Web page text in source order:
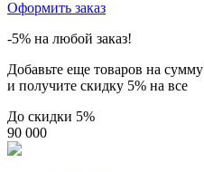
Оформить заказ
-5% на любой заказ!
Добавьте еще товаров на сумму
и получите скидку 5% на все
До скидки 5%
90 000